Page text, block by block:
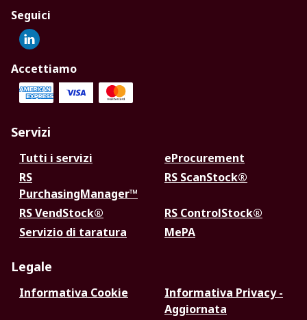
Seguici
Accettiamo
Servizi
Tutti i servizi
eProcurement
RS
PurchasingManager™
RS ScanStock®
RS VendStock®
RS ControlStock®
Servizio di taratura
MePA
Legale
Informativa Cookie
Informativa Privacy -
Aggiornata